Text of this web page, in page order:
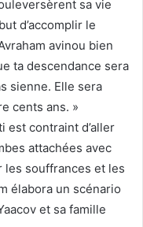
sa vie
d’accomplir le
avinou bien
ta descendance sera
sienne. Elle sera
cents ans. »
est contraint d’aller
attachées avec
les souffrances et les
élabora un scénario
et sa famille